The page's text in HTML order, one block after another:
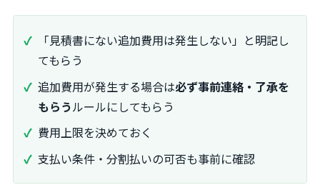
「見積書にない追加費用は発生しない」と明記し
てもらう
追加費用が発生する場合は必ず事前連絡・了承を
もらうルールにしてもらう
費用上限を決めておく
支払い条件・分割払いの可否も事前に確認